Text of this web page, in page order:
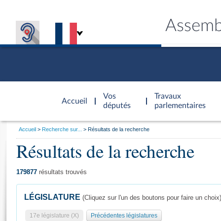
Accueil
d'accueil
Vos
députés
Travaux
parlementaires
Général
Vous
Accueil Recherche sur... Résultats de la recherche
Résultats de la recherche
179877 résultats trouvés
LÉGISLATURE (Cliquez sur l'un des boutons pour faire un choix)
17e législature (X) Précédentes législatures